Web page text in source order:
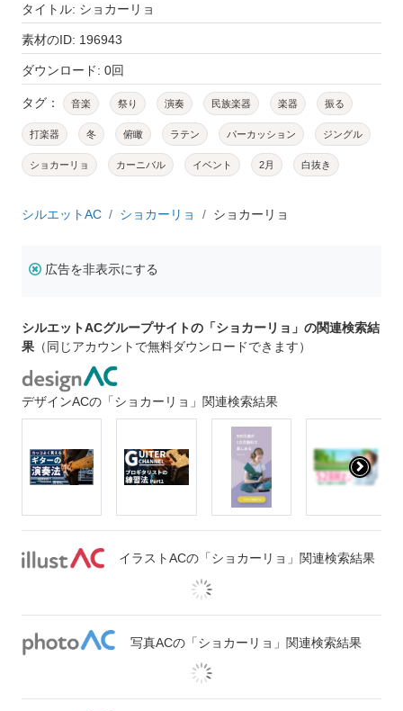
タイトル: ショカーリョ
素材のID: 196943
ダウンロード: 0回
タグ： 音楽 祭り 演奏 民族楽器 楽器 振る
打楽器 冬 俯瞰 ラテン パーカッション ジングル
ショカーリョ カーニバル イベント 2月 白抜き
シルエットAC ショカーリョ ショカーリョ
広告を非表示にする
シルエットACグループサイトの「ショカーリョ」の関連検索結
果 （同じアカウントで無料ダウンロードできます）
デザインACの「ショカーリョ」関連検索結果
イラストACの「ショカーリョ」関連検索結果
写真ACの「ショカーリョ」関連検索結果